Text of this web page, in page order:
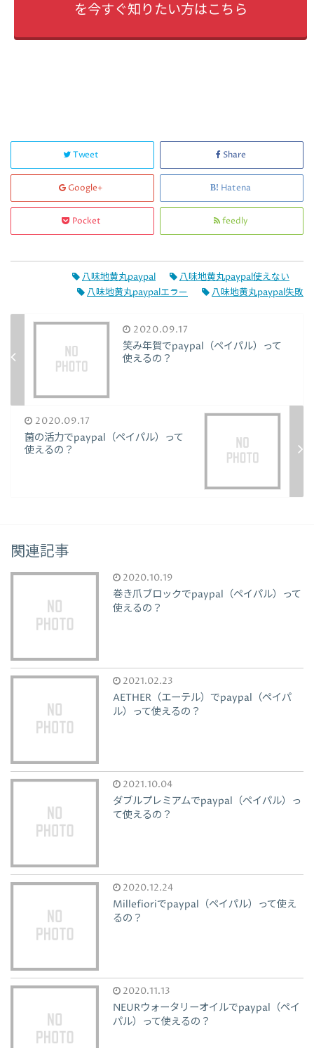
を今すぐ知りたい方はこちら
Tweet Share
Google+ Hatena
Pocket feedly
八味地黄丸paypal
八味地黄丸paypal使えない
八味地黄丸paypalエラー
八味地黄丸paypal失敗
2020.09.17
笑み年賀でpaypal（ペイパル）って
使えるの？
2020.09.17
菌の活力でpaypal（ペイパル）って
使えるの？
関連記事
2020.10.19
巻き爪ブロックでpaypal（ペイパル）って
使えるの？
2021.02.23
AETHER（エーテル）でpaypal（ペイパ
ル）って使えるの？
2021.10.04
ダブルプレミアムでpaypal（ペイパル）っ
て使えるの？
2020.12.24
Millefioriでpaypal（ペイパル）って使え
るの？
2020.11.13
NEURウォータリーオイルでpaypal（ペイ
パル）って使えるの？